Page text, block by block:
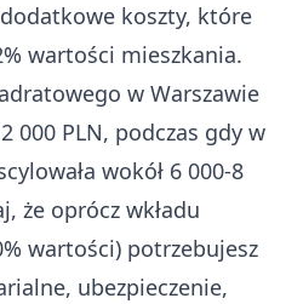
koszty, które
wartości mieszkania.
w Warszawie
000 PLN, podczas gdy w
wokół 6 000-8
że oprócz wkładu
wartości) potrzebujesz
ubezpieczenie,